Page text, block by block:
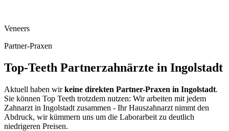
Veneers
Partner-Praxen
Top-Teeth Partnerzahnärzte in Ingolstadt
Aktuell haben wirkeine direkten Partner-Praxen in Ingolstadt.
Sie können Top Teeth trotzdem nutzen: Wir arbeiten mit jedem
Zahnarzt in Ingolstadt zusammen - Ihr Hauszahnarzt nimmt den
Abdruck, wir kümmern uns um die Laborarbeit zu deutlich
niedrigeren Preisen.